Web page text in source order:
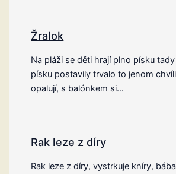
Žralok
Na pláži se děti hrají plno písku
písku postavily trvalo to jenom
opalují, s balónkem si…
Rak leze z díry
Rak leze z díry, vystrkuje kníry,